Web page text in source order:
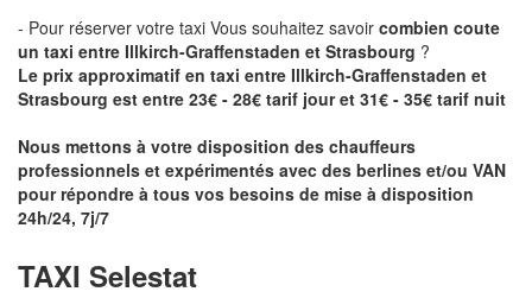
- Pour réserver votre taxi Vous souhaitez savoir combien coute
un taxi entre Illkirch-Graffenstaden et Strasbourg ?
Le prix approximatif en taxi entre Illkirch-Graffenstaden et
Strasbourg est entre 23€ - 28€ tarif jour et 31€ - 35€ tarif nuit
Nous mettons à votre disposition des chauffeurs
professionnels et expérimentés avec des berlines et/ou VAN
pour répondre à tous vos besoins de mise à disposition
24h/24, 7j/7
TAXI Selestat